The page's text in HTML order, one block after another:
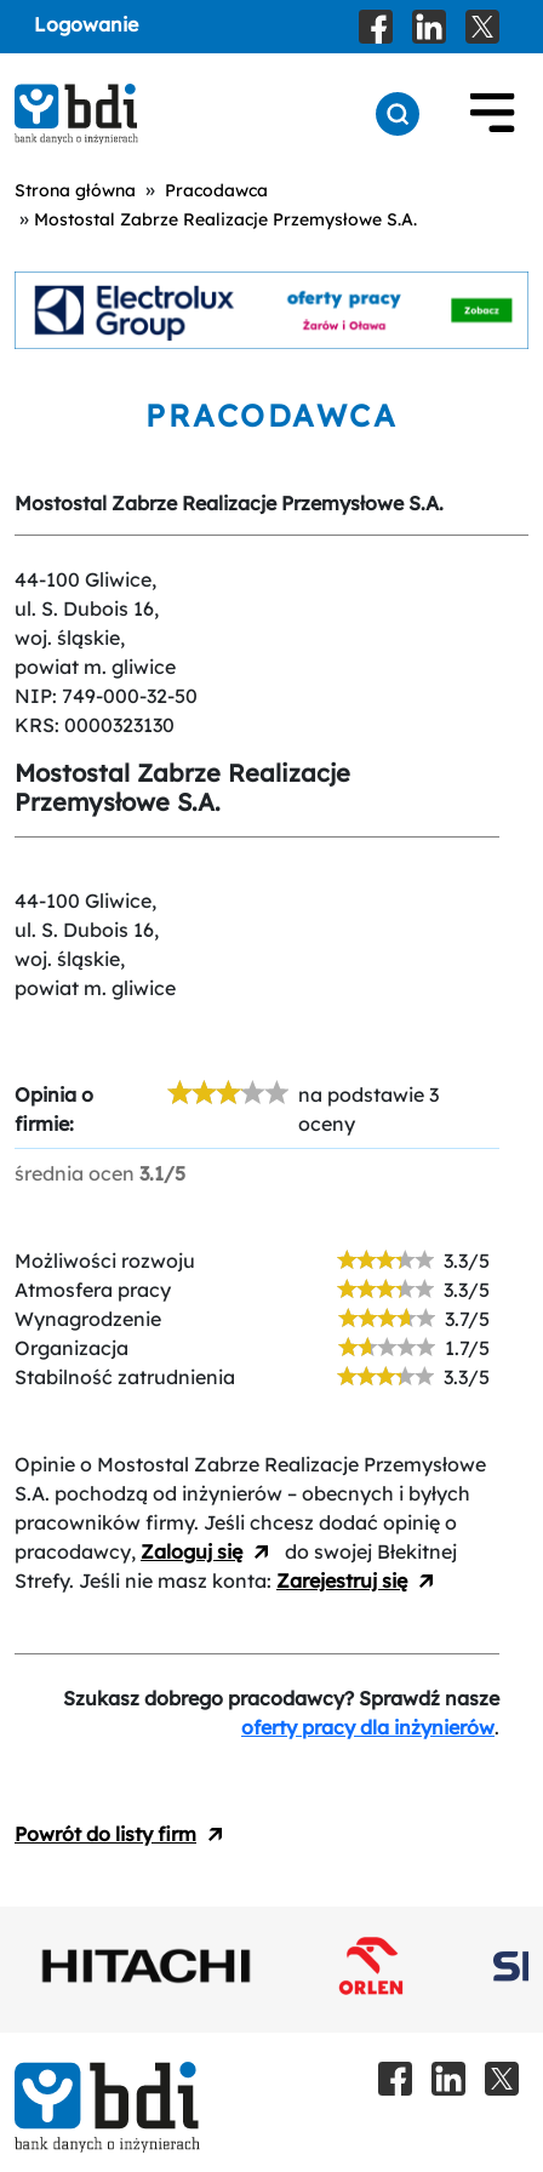
Logowanie
Strona główna » Pracodawca
» Mostostal Zabrze Realizacje Przemysłowe S.A.
PRACODAWCA
Mostostal Zabrze Realizacje Przemysłowe S.A.
44-100 Gliwice,
ul. S. Dubois 16,
woj. śląskie,
powiat m. gliwice
NIP: 749-000-32-50
KRS: 0000323130
Mostostal Zabrze Realizacje
Przemysłowe S.A.
44-100 Gliwice,
ul. S. Dubois 16,
woj. śląskie,
powiat m. gliwice
Opinia o
firmie:
na podstawie 3
oceny
średnia ocen 3.1/5
Możliwości rozwoju
3.3/5
Atmosfera pracy
3.3/5
Wynagrodzenie
3.7/5
Organizacja
1.7/5
Stabilność zatrudnienia
3.3/5
Opinie o Mostostal Zabrze Realizacje Przemysłowe
S.A. pochodzą od inżynierów – obecnych i byłych
pracowników firmy. Jeśli chcesz dodać opinię o
pracodawcy, Zaloguj się
do swojej Błekitnej
Strefy. Jeśli nie masz konta: Zarejestruj się
Szukasz dobrego pracodawcy? Sprawdź nasze
oferty pracy dla inżynierów.
Powrót do listy firm